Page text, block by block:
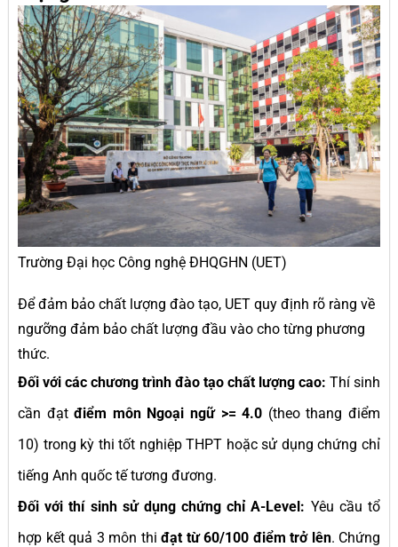
Trường Đại học Công nghệ ĐHQGHN (UET)
Để đảm bảo chất lượng đào tạo, UET quy định rõ ràng về
ngưỡng đảm bảo chất lượng đầu vào cho từng phương
thức.
Đối với các chương trình đào tạo chất lượng cao: Thí sinh
cần đạtđiểm môn Ngoại ngữ >= 4.0 (theo thang điểm
10) trong kỳ thi tốt nghiệp THPT hoặc sử dụng chứng chỉ
tiếng Anh quốc tế tương đương.
Đối với thí sinh sử dụng chứng chỉ A-Level: Yêu cầu tổ
hợp kết quả 3 môn thi đạt từ 60/100 điểm trở lên. Chứng